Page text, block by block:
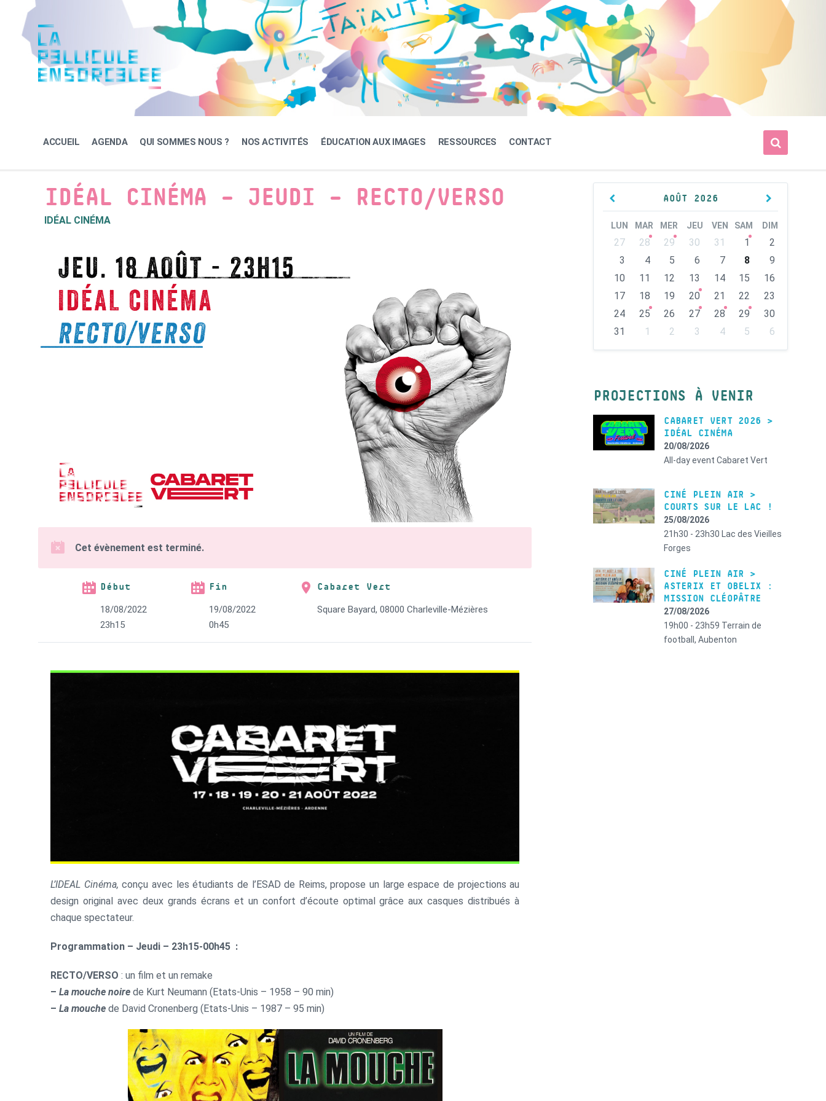
content
navigation
footer
ACCUEIL AGENDA QUI SOMMES NOUS ? NOS ACTIVITÉS ÉDUCATION AUX IMAGES RESSOURCES CONTACT
IDÉAL CINÉMA – JEUDI – RECTO/VERSO
IDÉAL CINÉMA
Cet évènement est terminé.
Début
18/08/2022
23h15
Fin
19/08/2022
0h45
Cabaret Vert
Square Bayard, 08000 Charleville-Mézières
L’IDEAL Cinéma,conçu avec les étudiants de l’ESAD de Reims, propose un large espace de projections au
design original avec deux grands écrans et un confort d’écoute optimal grâce aux casques distribués à
chaque spectateur.
Programmation – Jeudi – 23h15-00h45 :
RECTO/VERSO : un film et un remake
– La mouche noire de Kurt Neumann (Etats-Unis – 1958 – 90 min)
– La mouche de David Cronenberg (Etats-Unis – 1987 – 95 min)
AOÛT 2026
Previous
Next
LUN MAR MER JEU VEN SAM DIM
Skip
calendar
days
27 28 29 30 31 1
2
3
4 5 6 7 8
9
10
11 12 13 14 15
16
17
18 19 20 21 22
23
24
25 26 27 28 29
30
31
1 2 3 4 5
6
PROJECTIONS À VENIR
CABARET VERT 2026 >
IDÉAL CINÉMA
20/08/2026
All-day eventCabaret Vert
CINÉ PLEIN AIR >
COURTS SUR LE LAC !
25/08/2026
21h30 - 23h30 Lac des Vieilles
Forges
CINÉ PLEIN AIR >
ASTERIX ET OBELIX :
MISSION CLÉOPÂTRE
27/08/2026
19h00 - 23h59 Terrain de
football, Aubenton